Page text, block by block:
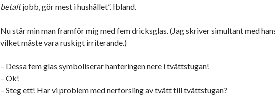
betaltjobb, gör mest i hushållet”. Ibland.
Nu står min man framför mig med fem dricksglas. (Jag skriver simultant med
vilket måste vara ruskigt irriterande.)
– Dessa fem glas symboliserar hanteringen nere i tvättstugan!
– Ok!
– Steg ett! Har vi problem med nerforsling av tvätt till tvättstugan?